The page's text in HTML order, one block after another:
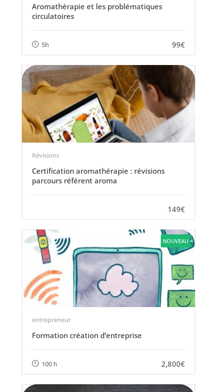
Aromathérapie et les problématiques
circulatoires
5h 99€
Révisions
Certification aromathérapie : révisions
parcours référent aroma
149€
NOUVEAU
entrepreneur
Formation création d’entreprise
100 h 2,800€